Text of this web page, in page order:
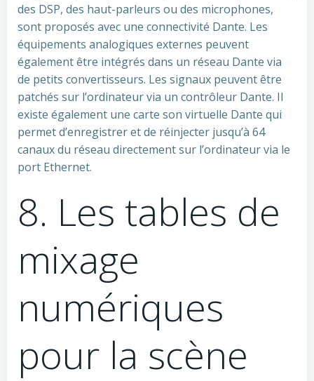
des DSP, des haut-parleurs ou des microphones,
sont proposés avec une connectivité Dante. Les
équipements analogiques externes peuvent
également être intégrés dans un réseau Dante via
de petits convertisseurs. Les signaux peuvent être
patchés sur l’ordinateur via un contrôleur Dante. Il
existe également une carte son virtuelle Dante qui
permet d’enregistrer et de réinjecter jusqu’à 64
canaux du réseau directement sur l’ordinateur via le
port Ethernet.
8. Les tables de
mixage
numériques
pour la scène